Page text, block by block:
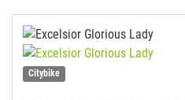
Citybike